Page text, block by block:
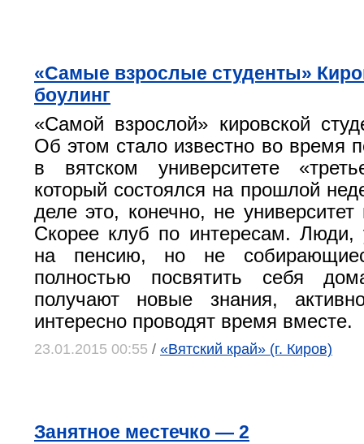
«Самые взрослые студенты»
боулинг
«Самой взрослой» кировской
Об этом стало известно во время
в вятском университете
который состоялся на прошлой
деле это, конечно, не
Скорее клуб по интересам.
на пенсию, но не
полностью посвятить себя
получают новые знания,
интересно проводят время вместе.
23.01.2015 00:55 / «Вятский край» (г. Киров)
Занятное местечко — 2